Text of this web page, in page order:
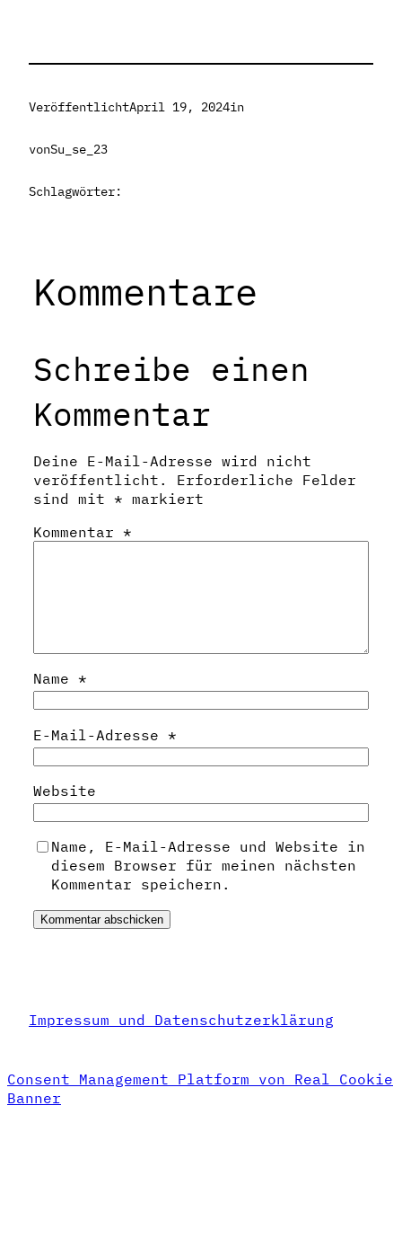
VeröffentlichtApril 19, 2024in
vonSu_se_23
Schlagwörter:
Kommentare
Schreibe einen
Kommentar
Deine E-Mail-Adresse wird nicht
veröffentlicht.
Erforderliche Felder
sind mit * markiert
Kommentar *
Name *
E-Mail-Adresse *
Website
Name, E-Mail-Adresse und Website in
diesem Browser für meinen nächsten
Kommentar speichern.
Impressum und Datenschutzerklärung
Consent Management Platform von Real Cookie
Banner